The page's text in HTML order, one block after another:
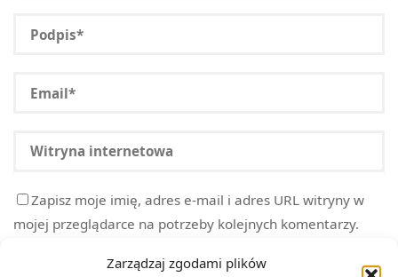
Zarządzaj zgodami plików
Zapisz moje imię, adres e-mail i adres URL witryny w
mojej przeglądarce na potrzeby kolejnych komentarzy.